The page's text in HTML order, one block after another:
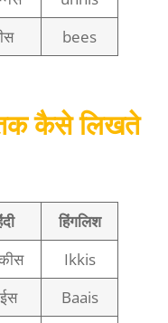
bees
कैसे लिखते
हिंगलिश
Ikkis
Baais